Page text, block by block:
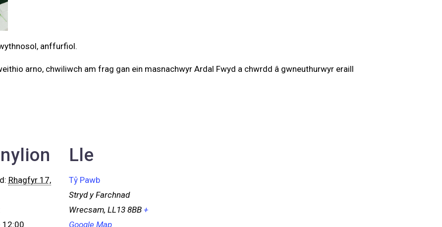
anffurfiol.
arno, chwiliwch am frag gan ein masnachwyr Ardal Fwyd a chwrdd â gwneuthurwyr eraill
Rhagfyr 17,
12:00
Lle
Tŷ Pawb
Stryd y Farchnad
Wrecsam, LL13 8BB +
Google Map